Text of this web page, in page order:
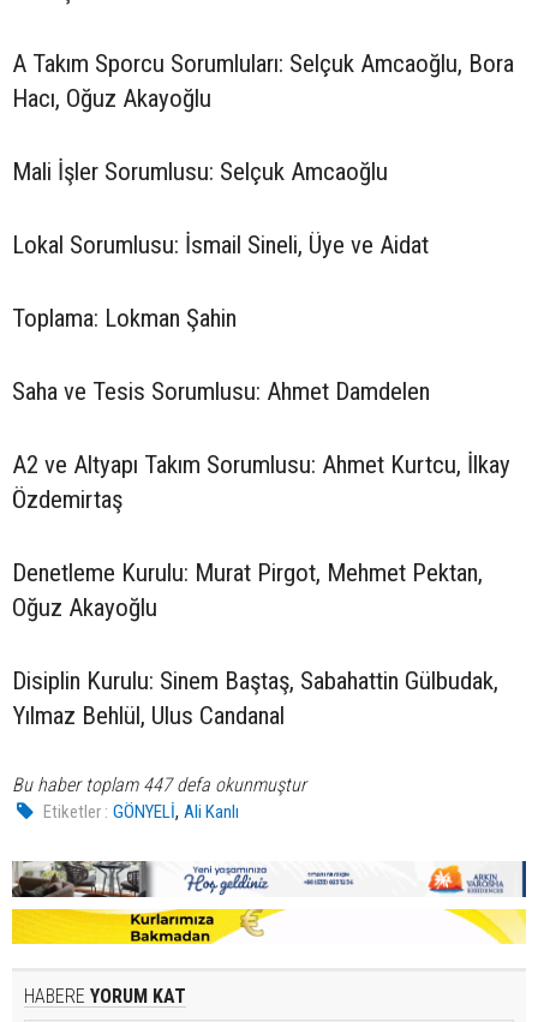
A Takım Sporcu Sorumluları: Selçuk Amcaoğlu, Bora
Hacı, Oğuz Akayoğlu
Mali İşler Sorumlusu: Selçuk Amcaoğlu
Lokal Sorumlusu: İsmail Sineli, Üye ve Aidat
Toplama: Lokman Şahin
Saha ve Tesis Sorumlusu: Ahmet Damdelen
A2 ve Altyapı Takım Sorumlusu: Ahmet Kurtcu, İlkay
Özdemirtaş
Denetleme Kurulu: Murat Pirgot, Mehmet Pektan,
Oğuz Akayoğlu
Disiplin Kurulu: Sinem Baştaş, Sabahattin Gülbudak,
Yılmaz Behlül, Ulus Candanal
Bu haber toplam 447 defa okunmuştur
Etiketler : GÖNYELİ,Ali Kanlı
HABERE YORUM KAT